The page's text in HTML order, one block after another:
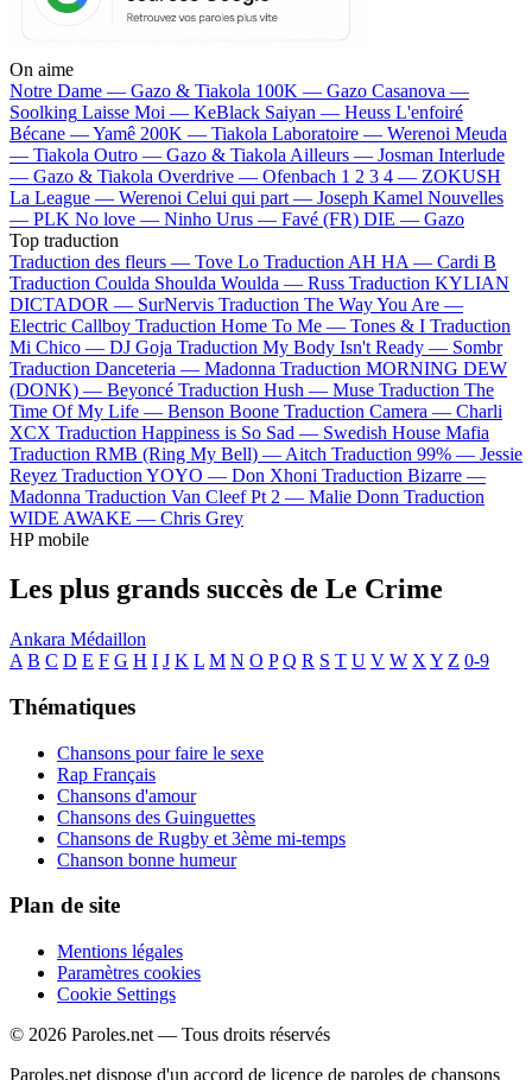
On aime
Notre Dame — Gazo & Tiakola 100K — Gazo Casanova —
Soolking Laisse Moi — KeBlack Saiyan — Heuss L'enfoiré
Bécane —Yamê 200K — Tiakola Laboratoire — Werenoi Meuda
— Tiakola Outro — Gazo & Tiakola Ailleurs — Josman Interlude
— Gazo & Tiakola Overdrive — Ofenbach 1 2 3 4 — ZOKUSH
La League — Werenoi Celui qui part — Joseph Kamel Nouvelles
— PLK No love — Ninho Urus — Favé (FR) DIE — Gazo
Top traduction
Traduction des fleurs — Tove Lo Traduction AH HA — Cardi B
Traduction Coulda Shoulda Woulda — Russ Traduction KYLIAN
DICTADOR — SurNervis Traduction The Way You Are —
Electric Callboy Traduction Home To Me — Tones & I Traduction
Mi Chico — DJ Goja Traduction My Body Isn't Ready — Sombr
Traduction Danceteria — Madonna Traduction MORNING DEW
(DONK) — Beyoncé Traduction Hush — Muse Traduction The
Time Of My Life — Benson Boone Traduction Camera — Charli
XCX Traduction Happiness is So Sad — Swedish House Mafia
Traduction RMB (Ring My Bell) — Aitch Traduction 99% — Jessie
Reyez Traduction YOYO — Don Xhoni Traduction Bizarre —
Madonna Traduction Van Cleef Pt 2 — Malie Donn Traduction
WIDE AWAKE — Chris Grey
HP mobile
Les plus grands succès de Le Crime
Ankara Médaillon
A B C D E F G H I J K L M N O P Q R S T U V W X Y Z 0-9
Thématiques
Chansons pour faire le sexe
Rap Français
Chansons d'amour
Chansons des Guinguettes
Chansons de Rugby et 3ème mi-temps
Chanson bonne humeur
Plan de site
Mentions légales
Paramètres cookies
Cookie Settings
© 2026 Paroles.net — Tous droits réservés
Paroles.net dispose d'un accord de licence de paroles de chansons